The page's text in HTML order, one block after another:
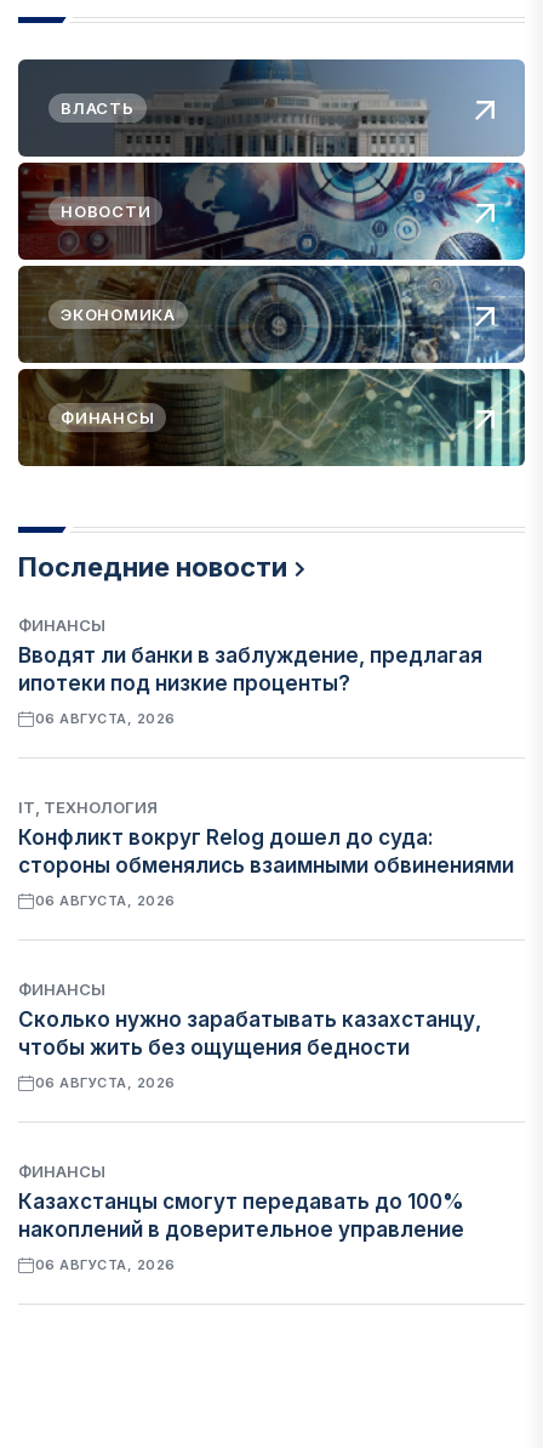
ВЛАСТЬ
НОВОСТИ
ЭКОНОМИКА
ФИНАНСЫ
Последние новости
ФИНАНСЫ
Вводят ли банки в заблуждение, предлагая
ипотеки под низкие проценты?
06 АВГУСТА, 2026
IT, ТЕХНОЛОГИЯ
Конфликт вокруг Relog дошел до суда:
стороны обменялись взаимными обвинениями
06 АВГУСТА, 2026
ФИНАНСЫ
Сколько нужно зарабатывать казахстанцу,
чтобы жить без ощущения бедности
06 АВГУСТА, 2026
ФИНАНСЫ
Казахстанцы смогут передавать до 100%
накоплений в доверительное управление
06 АВГУСТА, 2026